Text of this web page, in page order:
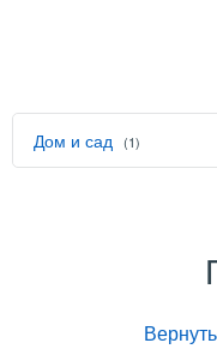
Дом и сад (1)